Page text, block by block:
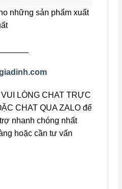
những sản phẩm xuất
LÒNG CHAT TRỰC
CHAT QUA ZALO để
nhanh chóng nhất
hoặc cần tư vấn